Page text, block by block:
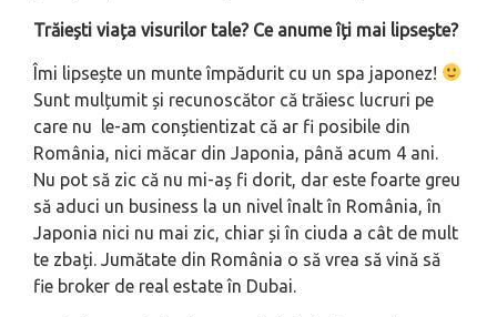
Trăiești viața visurilor tale? Ce anume îți mai lipsește?
Îmi lipsește un munte împădurit cu un spa japonez!
Sunt mulțumit și recunoscător că trăiesc lucruri pe
care nu le-am conștientizat că ar fi posibile din
România, nici măcar din Japonia, până acum 4 ani.
Nu pot să zic că nu mi-aș fi dorit, dar este foarte greu
să aduci un business la un nivel înalt în România, în
Japonia nici nu mai zic, chiar și în ciuda a cât de mult
te zbați. Jumătate din România o să vrea să vină să
fie broker de real estate în Dubai.